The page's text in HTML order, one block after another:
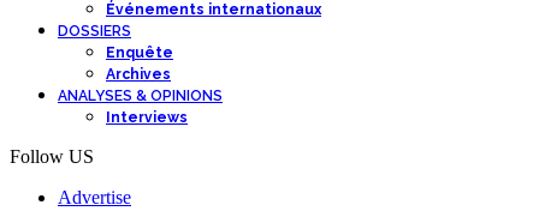
Événements internationaux
DOSSIERS
Enquête
Archives
ANALYSES & OPINIONS
Interviews
Follow US
Advertise